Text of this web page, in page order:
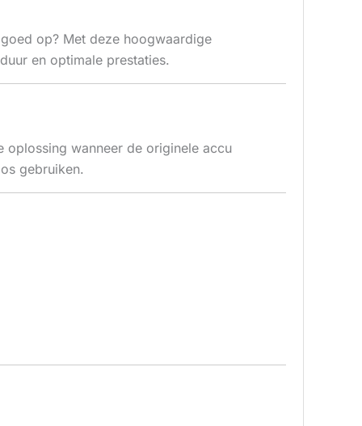
op? Met deze hoogwaardige
en optimale prestaties.
wanneer de originele accu
gebruiken.